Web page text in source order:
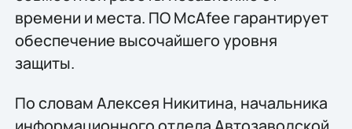
времени и места. ПО McAfee гарантирует
обеспечение высочайшего уровня
защиты.
По словам Алексея Никитина, начальника